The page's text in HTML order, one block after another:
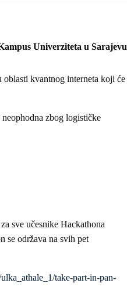
Univerziteta u Sarajevu
kvantnog interneta koji će
zbog logističke
sve učesnike Hackathona
se održava na svih pet
take-part-in-pan-